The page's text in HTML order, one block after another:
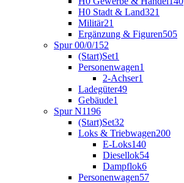
H0 Stadt & Land321
Militär21
Ergänzung & Figuren505
Spur 00/0/1 52
(Start)Set1
Personenwagen1
2-Achser1
Ladegüter49
Gebäude1
Spur N1196
(Start)Set32
Loks & Triebwagen200
E-Loks140
Diesellok54
Dampflok6
Personenwagen57